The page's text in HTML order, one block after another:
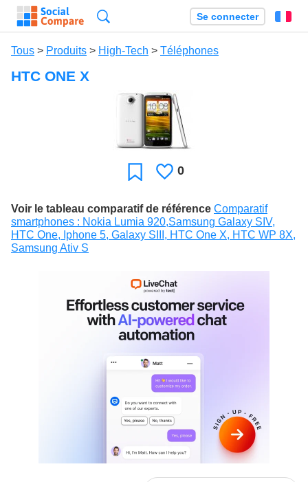
Se connecter
Tous > Produits > High-Tech > Téléphones
HTC ONE X
Favori J'aime
0
Voir le tableau comparatif de référence Comparatif
smartphones : Nokia Lumia 920,Samsung Galaxy SIV,
HTC One, Iphone 5, Galaxy SIII, HTC One X, HTC WP 8X,
Samsung Ativ S